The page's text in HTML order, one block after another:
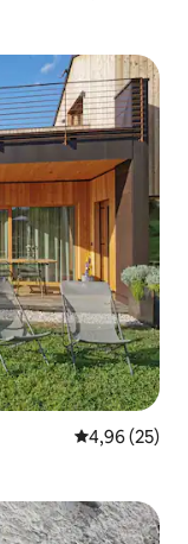
4,96 de uma
4,96 (25)